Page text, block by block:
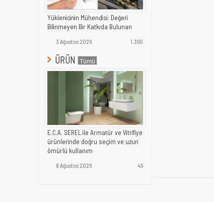
Yüklenicinin Mühendisi: Değeri
Bilinmeyen Bir Katkıda Bulunan
3 Ağustos 2026 1.360
ÜRÜN
E.C.A. SEREL ile Armatür ve Vitrifiye
ürünlerinde doğru seçim ve uzun
ömürlü kullanım
8 Ağustos 2026 45